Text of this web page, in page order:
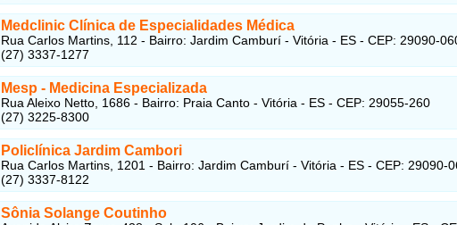
Medclinic Clínica de Especialidades Médica
Rua Carlos Martins, 112 - Bairro: Jardim Camburí - Vitória - ES - CEP: 29090-
(27) 3337-1277
Mesp - Medicina Especializada
Rua Aleixo Netto, 1686 - Bairro: Praia Canto - Vitória - ES - CEP: 29055-260
(27) 3225-8300
Policlínica Jardim Cambori
Rua Carlos Martins, 1201 - Bairro: Jardim Camburí - Vitória - ES - CEP: 29090-
(27) 3337-8122
Sônia Solange Coutinho